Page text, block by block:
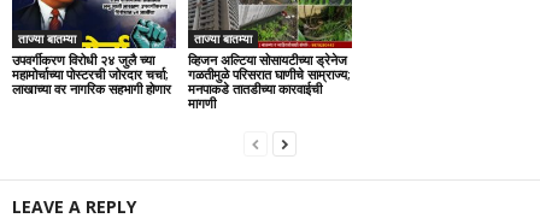
ताज्या बातम्या
उपवर्गीकरण विरोधी २४ जुलै च्या
महामोर्चाच्या पोस्टरची जोरदार चर्चा;
लाखाच्या वर नागरिक सहभागी होणार
ताज्या बातम्या
व्हिजन अल्टिया सोसायटीच्या ड्रेनेज
गळतीमुळे परिसरात घाणीचे साम्राज्य;
मनपाकडे तातडीच्या कारवाईची
मागणी
LEAVE A REPLY